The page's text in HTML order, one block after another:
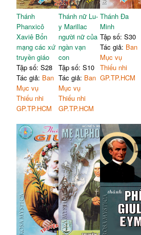
Thánh
Phanxicô
Xaviê Bổn
mạng các xứ
truyền giáo
Tập số: S28
Tác giả: Ban
Mục vụ
Thiếu nhi
GP.TP.HCM
Thánh nữ Lu-
y Marillac
người nữ của
ngàn vạn
con
Tập số: S10
Tác giả: Ban
Mục vụ
Thiếu nhi
GP.TP.HCM
Thánh Đa
Minh
Tập số: S30
Tác giả: Ban
Mục vụ
Thiếu nhi
GP.TP.HCM